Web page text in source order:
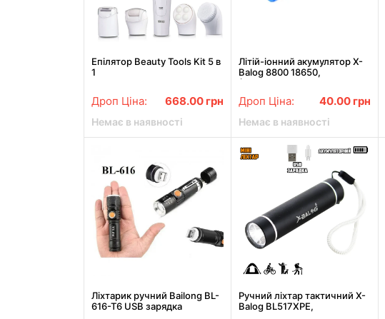
Епілятор Beauty Tools Kit 5 в
1
Дроп Ціна: 668.00 грн
Немає в наявності
Літій-іонний акумулятор X-
Balog 8800 18650,
(~800мАг), синій
Дроп Ціна: 40.00 грн
Немає в наявності
Ліхтарик ручний Bailong BL-
616-T6 USB зарядка
Ручний ліхтар тактичний X-
Balog BL517XPE,